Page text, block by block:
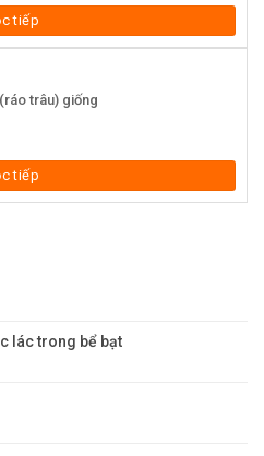
tiếp
trâu) giống
tiếp
lác trong bể bạt